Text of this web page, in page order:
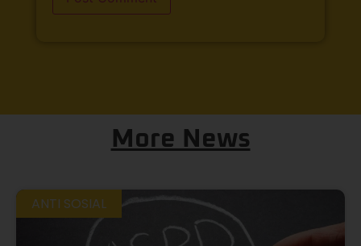
More News
ANTI SOSIAL